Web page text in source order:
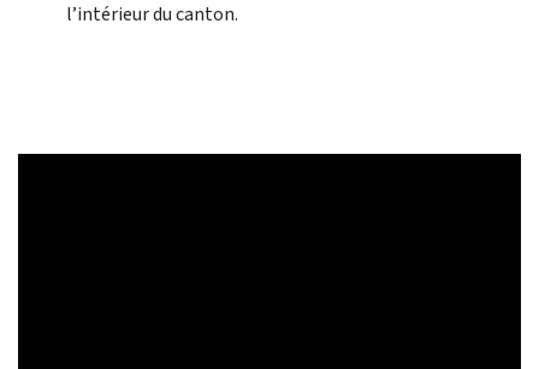
l’intérieur du canton.